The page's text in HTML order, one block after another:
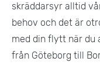
skräddarsyr alltid
behov och det är
med din flytt när
från Göteborg till